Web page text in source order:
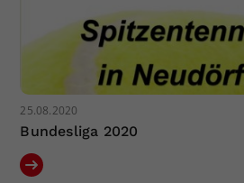
25.08.2020
Bundesliga 2020